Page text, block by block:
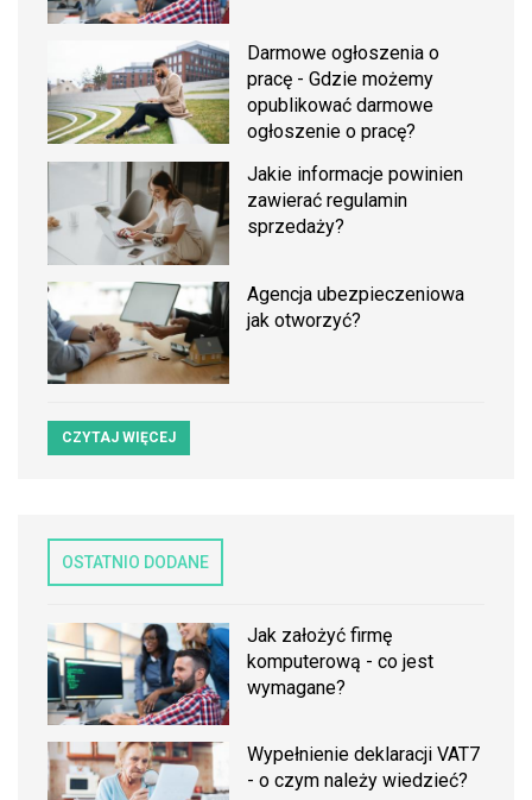
Darmowe ogłoszenia o
pracę - Gdzie możemy
opublikować darmowe
ogłoszenie o pracę?
Jakie informacje powinien
zawierać regulamin
sprzedaży?
Agencja ubezpieczeniowa
jak otworzyć?
CZYTAJ WIĘCEJ
OSTATNIO DODANE
Jak założyć firmę
komputerową - co jest
wymagane?
Wypełnienie deklaracji VAT7
- o czym należy wiedzieć?